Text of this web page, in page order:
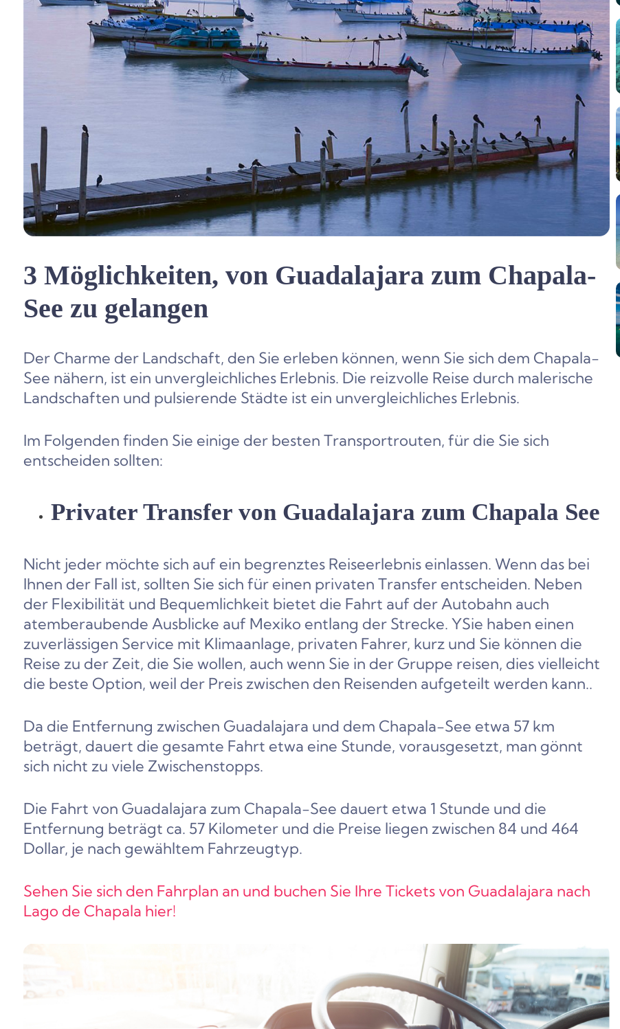
3 Möglichkeiten, von Guadalajara zum Chapala-
See zu gelangen
Der Charme der Landschaft, den Sie erleben können, wenn Sie sich dem Chapala-
See nähern, ist ein unvergleichliches Erlebnis. Die reizvolle Reise durch malerische
Landschaften und pulsierende Städte ist ein unvergleichliches Erlebnis.
Im Folgenden finden Sie einige der besten Transportrouten, für die Sie sich
entscheiden sollten:
Privater Transfer von Guadalajara zum Chapala See
Nicht jeder möchte sich auf ein begrenztes Reiseerlebnis einlassen. Wenn das bei
Ihnen der Fall ist, sollten Sie sich für einen privaten Transfer entscheiden. Neben
der Flexibilität und Bequemlichkeit bietet die Fahrt auf der Autobahn auch
atemberaubende Ausblicke auf Mexiko entlang der Strecke. YSie haben einen
zuverlässigen Service mit Klimaanlage, privaten Fahrer, kurz und Sie können die
Reise zu der Zeit, die Sie wollen, auch wenn Sie in der Gruppe reisen, dies vielleicht
die beste Option, weil der Preis zwischen den Reisenden aufgeteilt werden kann..
Da die Entfernung zwischen Guadalajara und dem Chapala-See etwa 57 km
beträgt, dauert die gesamte Fahrt etwa eine Stunde, vorausgesetzt, man gönnt
sich nicht zu viele Zwischenstopps.
Die Fahrt von Guadalajara zum Chapala-See dauert etwa 1 Stunde und die
Entfernung beträgt ca. 57 Kilometerund die Preise liegen zwischen 84 und 464
Dollar, je nach gewähltem Fahrzeugtyp.
Sehen Sie sich den Fahrplan an und buchen Sie Ihre Tickets von Guadalajara nach
Lago de Chapala hier!